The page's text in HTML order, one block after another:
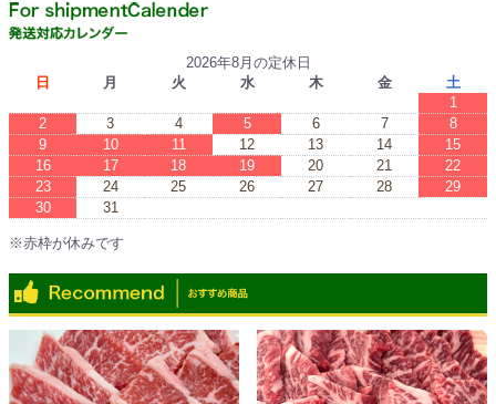
2026年8月の定休日
日
月 火 水 木 金
土
1
2
3 4 5 6 7
8
9
10 11 12 13 14
15
16
17 18 19 20 21
22
23
24 25 26 27 28
29
30
31
※赤枠が休みです